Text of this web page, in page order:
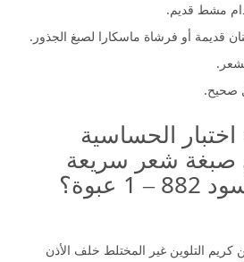
مشط قديم.
قديمة أو فرشاة ماسكارا لصبغ الجذور.
صحيح.
الحساسية
صبغة شعر سريعة
عبوة؟
التلوين غير المختلط خلف الأذن